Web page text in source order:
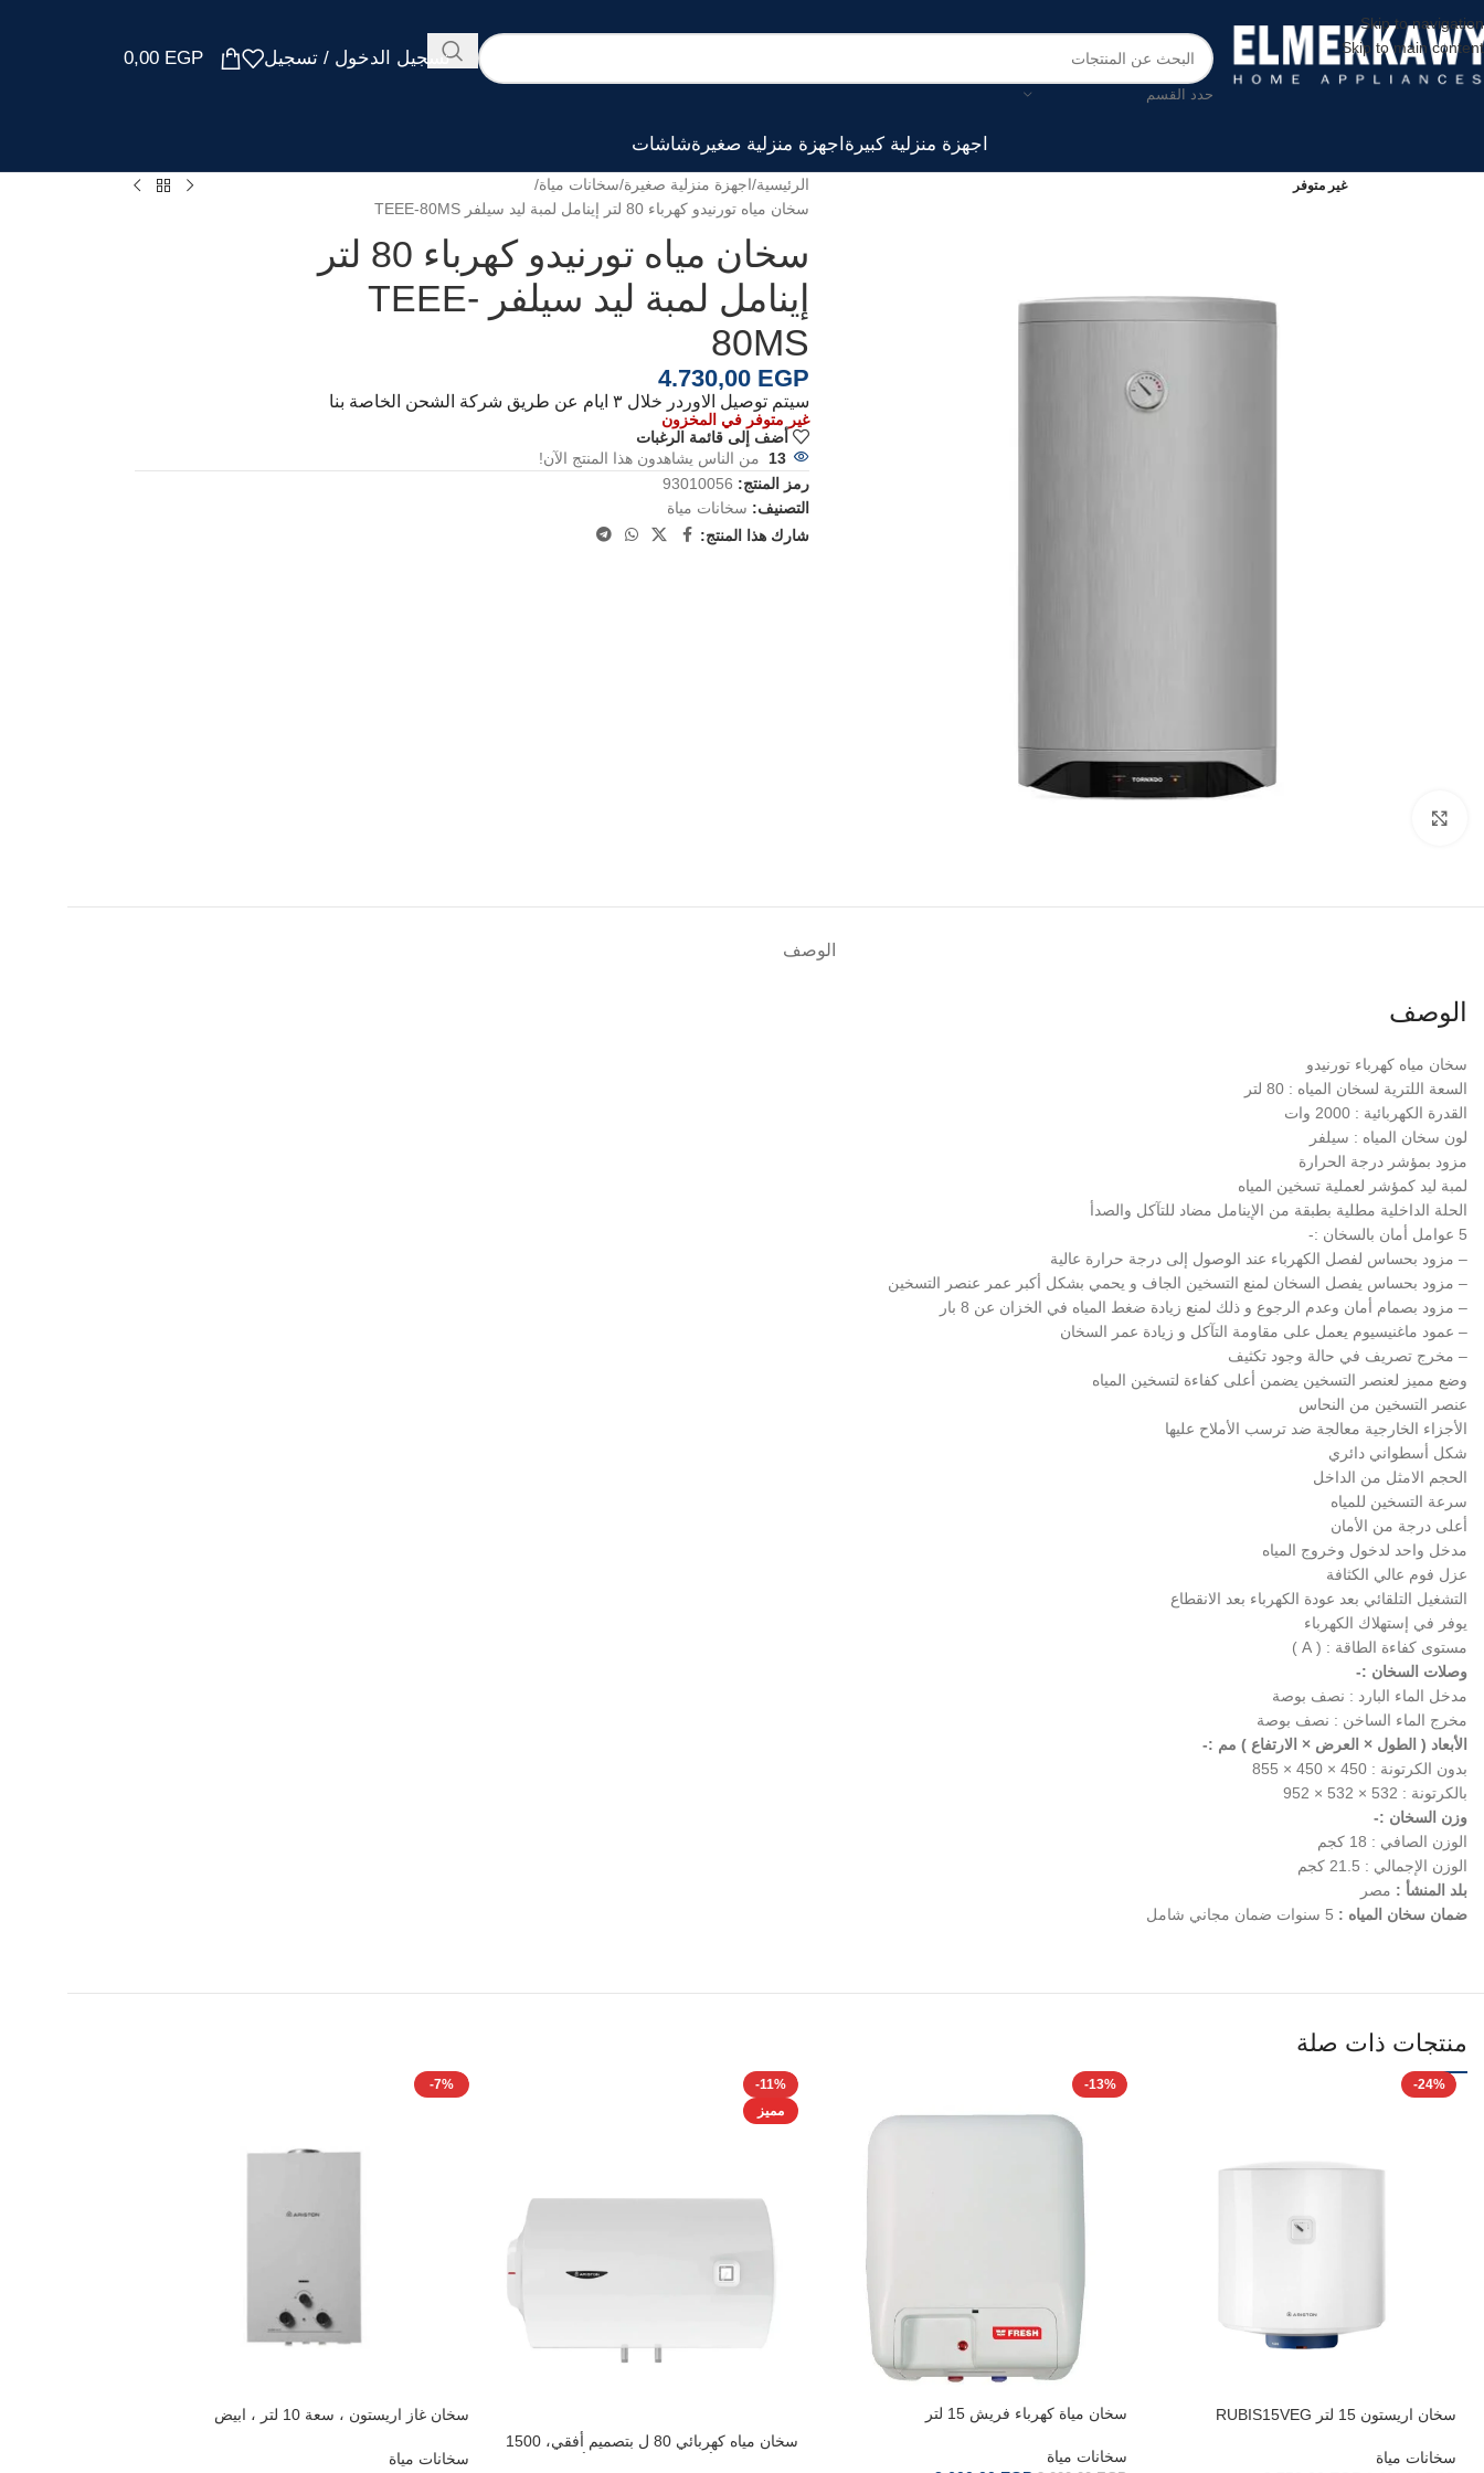
Skip to navigation
Skip to main content
حدد القسم
تسجيل الدخول / تسجيل 0,00 EGP
اجهزة منزلية كبيرة اجهزة منزلية صغيرةشاشات
غير متوفر الرئيسية اجهزة منزلية صغيرة سخانات مياة
سخان مياه تورنيدو كهرباء 80 لتر إينامل لمبة ليد سيلفر TEEE-80MS
سخان مياه تورنيدو كهرباء 80 لتر
إينامل لمبة ليد سيلفر TEEE-
80MS
4.730,00 EGP
سيتم توصيل الاوردر خلال ٣ ايام عن طريق شركة الشحن الخاصة بنا
غير متوفر في المخزون
أضف إلى قائمة الرغبات
13 من الناس يشاهدون هذا المنتج الآن!
رمز المنتج: 93010056
التصنيف: سخانات مياة
شارك هذا المنتج:
الوصف
الوصف
سخان مياه كهرباء تورنيدو
السعة اللترية لسخان المياه : 80 لتر
القدرة الكهربائية : 2000 وات
لون سخان المياه : سيلفر
مزود بمؤشر درجة الحرارة
لمبة ليد كمؤشر لعملية تسخين المياه
الحلة الداخلية مطلية بطبقة من الإينامل مضاد للتآكل والصدأ
5 عوامل أمان بالسخان :-
– مزود بحساس لفصل الكهرباء عند الوصول إلى درجة حرارة عالية
– مزود بحساس يفصل السخان لمنع التسخين الجاف و يحمي بشكل أكبر عمر عنصر التسخين
– مزود بصمام أمان وعدم الرجوع و ذلك لمنع زيادة ضغط المياه في الخزان عن 8 بار
– عمود ماغنيسيوم يعمل على مقاومة التآكل و زيادة عمر السخان
– مخرج تصريف في حالة وجود تكثيف
وضع مميز لعنصر التسخين يضمن أعلى كفاءة لتسخين المياه
عنصر التسخين من النحاس
الأجزاء الخارجية معالجة ضد ترسب الأملاح عليها
شكل أسطواني دائري
الحجم الامثل من الداخل
سرعة التسخين للمياه
أعلى درجة من الأمان
مدخل واحد لدخول وخروج المياه
عزل فوم عالي الكثافة
التشغيل التلقائي بعد عودة الكهرباء بعد الانقطاع
يوفر في إستهلاك الكهرباء
مستوى كفاءة الطاقة : ( A )
وصلات السخان :-
مدخل الماء البارد : نصف بوصة
مخرج الماء الساخن : نصف بوصة
الأبعاد ( الطول × العرض × الارتفاع ) مم :-
بدون الكرتونة : 450 × 450 × 855
بالكرتونة : 532 × 532 × 952
وزن السخان :-
الوزن الصافي : 18 كجم
الوزن الإجمالي : 21.5 كجم
بلد المنشأ : مصر
ضمان سخان المياه :
منتجات ذات صلة
-24%
سخان اريستون 15 لتر RUBIS15VEG
سخانات مياة
-13%
سخان مياة كهرباء فريش 15 لتر
سخانات مياة
-11%
مميز
سخان مياه كهربائي 80 ل بتصميم أفقي، 1500
-7%
سخان غاز اريستون ، سعة 10 لتر ، ابيض
سخانات مياة